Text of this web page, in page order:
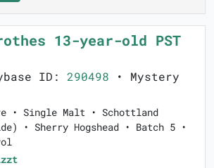
13-year-old PST
ID: 290498 • Mystery
• Single Malt • Schottland
• Sherry Hogshead • Batch 5 •